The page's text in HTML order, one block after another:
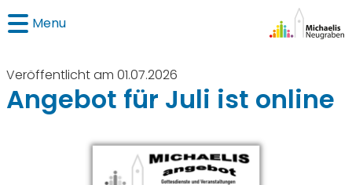
Menu
Veröffentlicht am 01.07.2026
Angebot für Juli ist online